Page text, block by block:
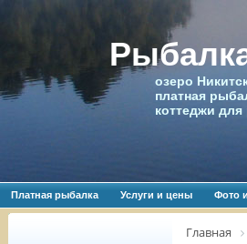
озеро
платная
коттеджи
Платная рыбалка Услуги и цены Фото
Главная